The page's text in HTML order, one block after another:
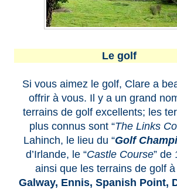
Le golf
Si vous aimez le golf, Clare a
offrir à vous. Il y a un grand
terrains de golf excellents; les
plus connus sont “The Links
Lahinch, le lieu du “Golf
d’Irlande, le “Castle Course” de
ainsi que les terrains de golf
Galway, Ennis, Spanish Point,